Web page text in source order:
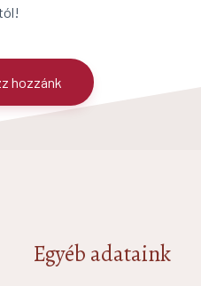
hozzánk
Egyéb adataink